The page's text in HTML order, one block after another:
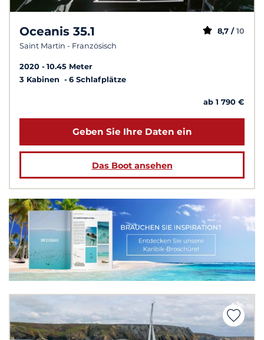
Oceanis 35.1
Saint Martin - Französisch
8,7 / 10
2020
10.45 Meter
3 Kabinen
6 Schlafplätze
ab 1 790 €
Geben Sie Ihre Daten ein
Das Boot ansehen